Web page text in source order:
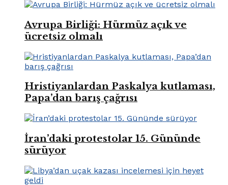
Avrupa Birliği: Hürmüz açık ve
ücretsiz olmalı
Hristiyanlardan Paskalya kutlaması,
Papa’dan barış çağrısı
İran’daki protestolar 15. Gününde
sürüyor